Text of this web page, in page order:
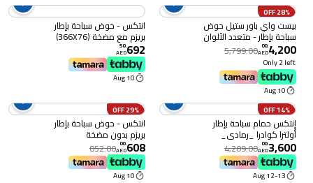
28% OFF
بيست واي باور ستيل حوض
سباحة بإطار - متعدد الألوان
732 × 366 × 122 سم
4,200
.
00
AED
5,799.00
Only 2 left
10 Aug
انتكس - حوض سباحة بإطار
بريزم مع مضخة (366X76)
692
.
50
AED
10 Aug
14% OFF
إنتكس حمام سباحة بإطار
أولترا كوادرا _رمادي_
549x274x132 سم
3,600
.
00
AED
4,209.00
12-13 Aug
29% OFF
انتكس - حوض سباحة بإطار
بريزم بدون مضخة
(366X76)
608
.
00
AED
852.00
10 Aug